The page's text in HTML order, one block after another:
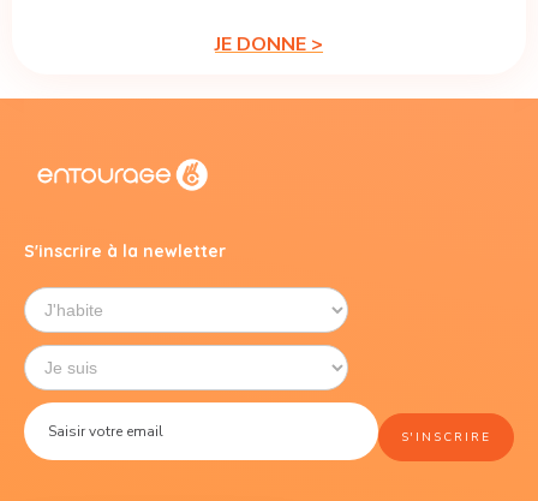
JE DONNE >
S'inscrire à la newletter